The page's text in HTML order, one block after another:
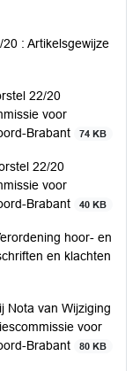
: Artikelsgewijze
22/20
voor
Brabant
74 KB
22/20
voor
Brabant
40 KB
hoor- en
en klachten
Nota van Wijziging
voor
Brabant
80 KB